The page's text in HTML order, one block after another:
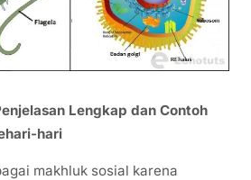
Lengkap dan Contoh
hari
makhluk sosial karena